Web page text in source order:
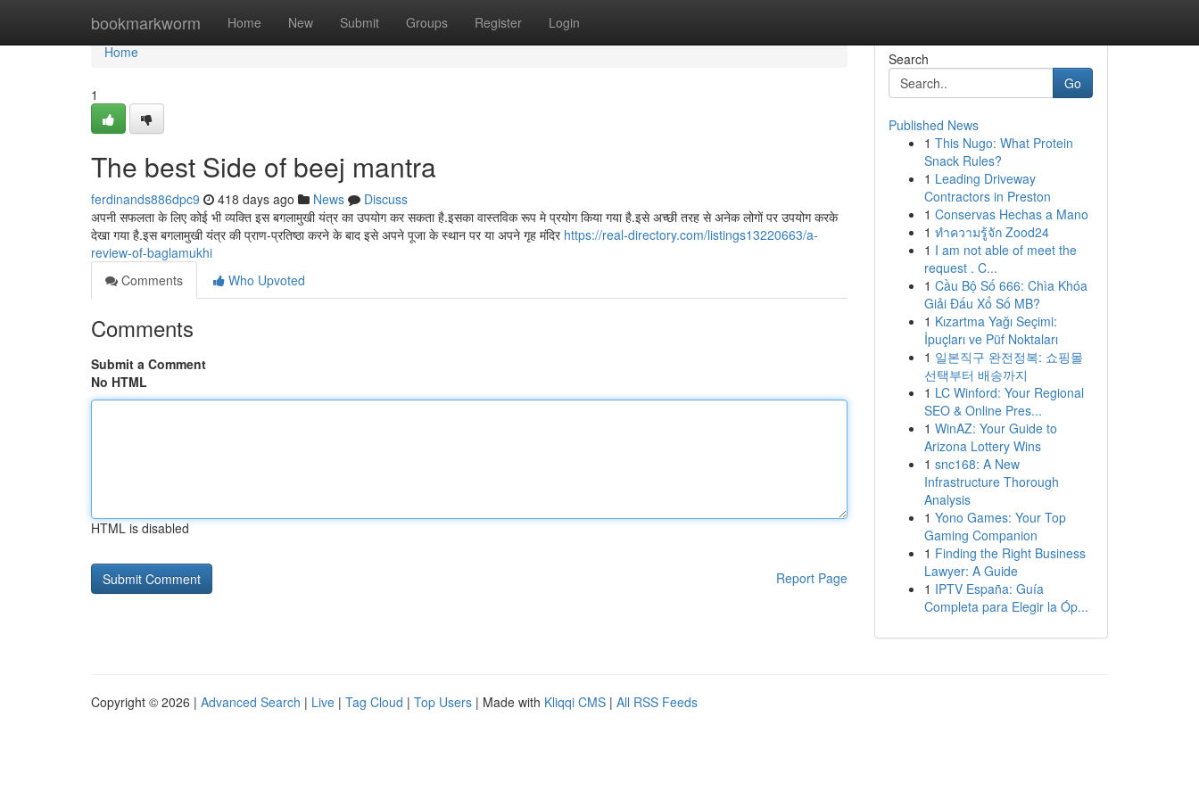
bookmarkworm Home New Submit Groups Register Login
Home
Home
1
The best Side of beej mantra
ferdinands886dpc9 418 days ago News
Discuss
अपनी सफलता के लिए कोई भी व्यक्ति इस बगलामुखी यंत्र का उपयोग कर सकता है.इसका वास्तविक रूप मे प्रयोग किया गया है.इसे अच्छी तरह से अनेक लोगों पर उपयोग करके
देखा गया है.इस बगलामुखी यंत्र की प्राण-प्रतिष्ठा करने के बाद इसे अपने पूजा के स्थान पर या अपने गृह मंदिर https://real-directory.com/listings13220663/a-
review-of-baglamukhi
Comments
Who Upvoted
Comments
Submit a Comment
No HTML
HTML is disabled
Report Page
Search
Go
Published News
1 This Nugo: What Protein
Snack Rules?
1 Leading Driveway
Contractors in Preston
1 Conservas Hechas a Mano
1 ทำความรู้จัก Zood24
1 I am not able of meet the
request . C...
1 Cầu Bộ Số 666: Chìa Khóa
Giải Đấu Xổ Số MB?
1 Kızartma Yağı Seçimi:
İpuçları ve Püf Noktaları
1 일본직구 완전정복: 쇼핑몰
선택부터 배송까지
1 LC Winford: Your Regional
SEO & Online Pres...
1 WinAZ: Your Guide to
Arizona Lottery Wins
1 snc168: A New
Infrastructure Thorough
Analysis
1 Yono Games: Your Top
Gaming Companion
1 Finding the Right Business
Lawyer: A Guide
1 IPTV España: Guía
Completa para Elegir la Óp...
Copyright © 2026 | Advanced Search | Live | Tag Cloud | Top Users | Made with Kliqqi CMS | All RSS Feeds